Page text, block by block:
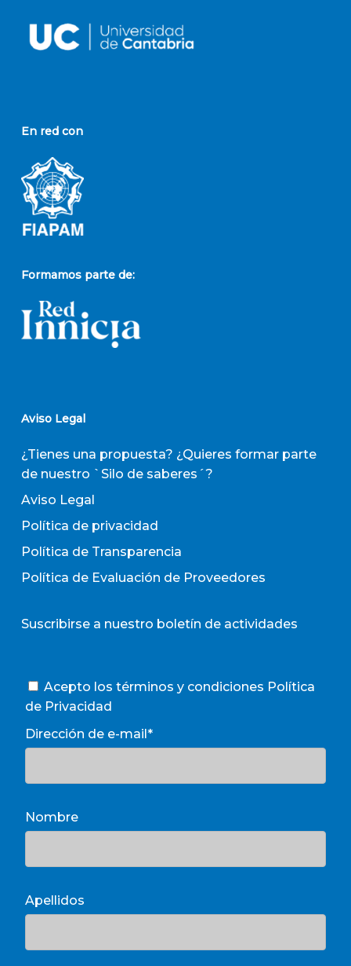
En red con
Formamos parte de:
Aviso Legal
¿Tienes una propuesta? ¿Quieres formar parte
de nuestro `Silo de saberes´?
Aviso Legal
Política de privacidad
Política de Transparencia
Política de Evaluación de Proveedores
Suscribirse a nuestro boletín de actividades
Acepto los términos y condiciones Política
de Privacidad
Dirección de e-mail*
Nombre
Apellidos